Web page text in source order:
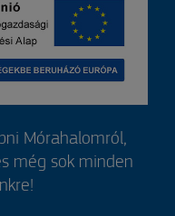
Mórahalomról,
még sok minden